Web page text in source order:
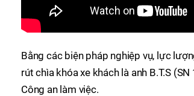
Bằng các biện pháp nghiệp vụ, lực
rút chìa khóa xe khách là anh B.T.S
Công an làm việc.